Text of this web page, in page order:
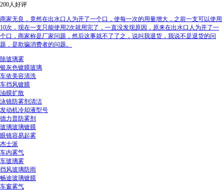
200人好评
商家无良，竟然在出水口人为开了一个口，使每一次的用量增大，之前一支可以使用
10次，现在一支只能使用2次就用完了，一直没发现原因，原来在出水口人为开了一
个口，商家称是厂家问题，然后这事就不了了之，说叫我退货，我说不是退货的问
题，是欺骗消费者的问题。
除玻璃雾
银灰色镀膜玻璃
车依美容清洗
车挡风镀膜
油膜扩散
泳镜防雾剂清洁
发动机冷却液型号
德力普防雾剂
玻璃玻璃镀膜
眼镜容易起雾
杰士派
车内雾气
车玻璃雾
挡风玻璃防雨
畅途玻璃镀膜
车窗雾气